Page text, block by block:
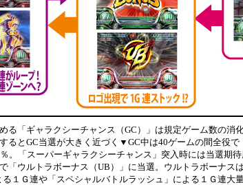
る「ギャラクシーチャンス（GC）」は規定ゲーム数の消
るとGC当選が大きく近づく▼GC中は40ゲームの間全役
。「スーパーギャラクシーチャンス」突入時には当選期
「ウルトラボーナス（UB）」に当選。ウルトラボーナス
る１Ｇ連や「スペシャルバトルラッシュ」による１Ｇ連